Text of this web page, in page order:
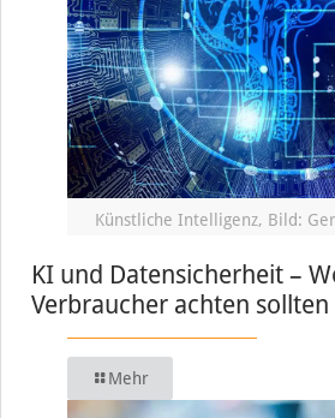
Künstliche Intelligenz, Bild:
KI und Datensicherheit –
Verbraucher achten sollten
Mehr